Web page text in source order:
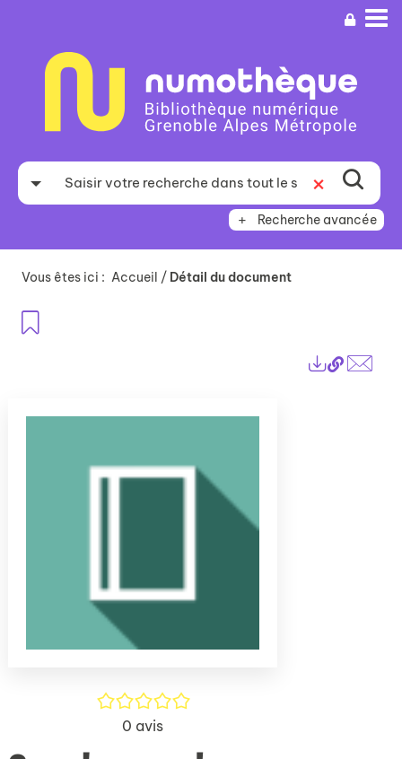
recherche
Recherche avancée
Vous êtes ici : Accueil / Détail du document
Lien
/5
0 avis